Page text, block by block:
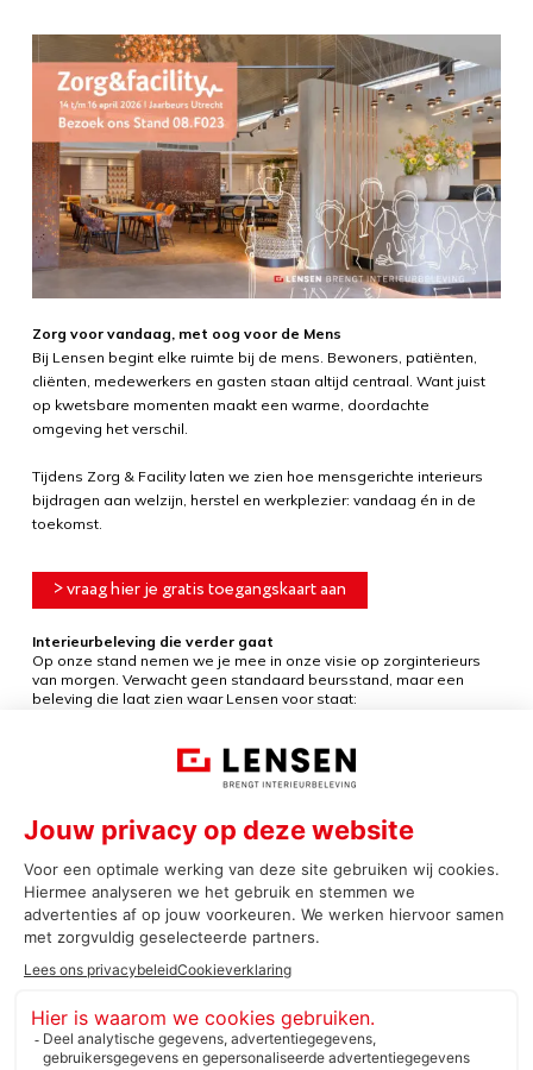
Zorg voor vandaag, met oog voor de Mens
Bij Lensen begint elke ruimte bij de mens. Bewoners, patiënten,
cliënten, medewerkers en gasten staan altijd centraal. Want juist
op kwetsbare momenten maakt een warme, doordachte
omgeving het verschil.
Tijdens Zorg & Facility laten we zien hoe mensgerichte interieurs
bijdragen aan welzijn, herstel en werkplezier: vandaag én in de
toekomst.
> vraag hier je gratis toegangskaart aan
Interieurbeleving die verder gaat
Op onze stand nemen we je mee in onze visie op zorginterieurs
van morgen. Verwacht geen standaard beursstand, maar een
beleving die laat zien waar Lensen voor staat:
Sfeervolle en duurzame interieurconcepten
Innovatieve toepassingen in stoffering en inrichting
Praktische inzichten voor toekomstbestendige
Ontmoet Lensen
Onze stand is een plek om inspiratie op te doen én om elkaar te
ontmoeten. We gaan graag met je in gesprek over jouw
uitdagingen, ambities en toekomstplannen.
Voel je welkom op stand08.F023. Samen ontdekken we hoe
interieurbeleving bijdraagt aan zorgomgevingen waarin mensen
zich gezien, veilig en thuis voelen.